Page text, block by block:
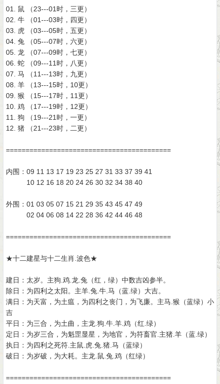
01. 鼠 （23---01时，三更）
02. 牛 （01---03时，四更）
03. 虎 （03---05时，五更）
04. 兔 （05---07时，六更）
05. 龙 （07---09时，七更）
06. 蛇 （09---11时，八更）
07. 马 （11---13时，九更）
08. 羊 （13---15时，10更）
09. 猴 （15---17时，11更）
10. 鸡 （17---19时，12更）
11. 狗 （19---21时，一更）
12. 猪 （21---23时，二更）
==========================================
内围：09 11 13 17 19 23 25 27 31 33 37 39 41
10 12 16 18 20 24 26 30 32 34 38 40
外围：01 03 05 07 15 21 29 35 43 45 47 49
02 04 06 08 14 22 28 36 42 44 46 48
==========================================
★十二建星与十二生肖.波色★
建日：太岁。主狗.鸡.龙.兔（红，绿）中数吉凶参半。
除日：为四利之太阳。主羊.兔.牛.马（蓝.绿）大吉。
满日：为天富，为土瘟，为四利之丧门，为飞廉。主马.猴（蓝绿）小
吉
平日：为三合，为土曲，主龙.狗.牛.羊.鸡（红.绿）
定日：为岁三合，为魁罡显星，为地官，为符畜官.主猪.羊（蓝.绿）
执日：为四利之死符.主鼠.虎.兔.猪.马（蓝绿）
破日：为岁破，为大耗。主龙.鼠.兔.鸡（红绿）
==========================================